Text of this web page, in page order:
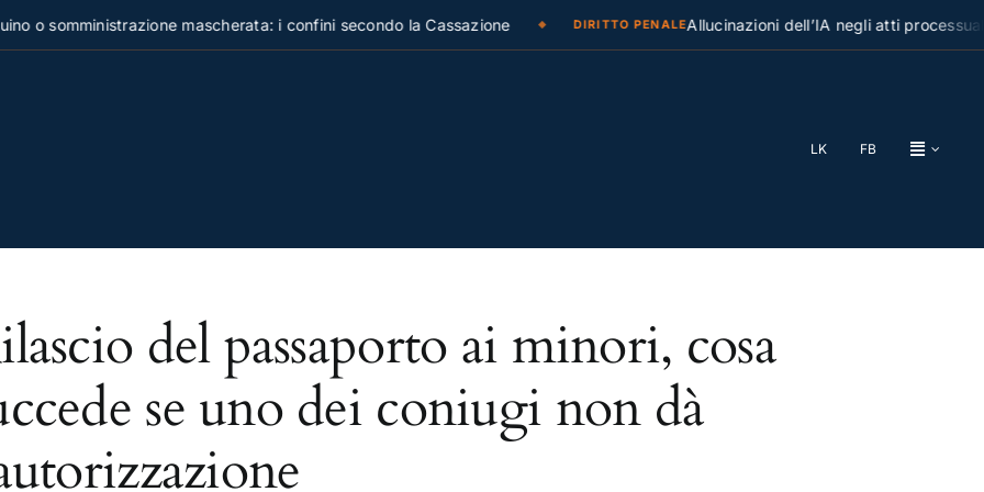
o somministrazione mascherata: i confini secondo la Cassazione DIRITTO PENALEAllucinazioni dell’IA negli atti
LK FB
del passaporto ai minori, cosa
se uno dei coniugi non dà